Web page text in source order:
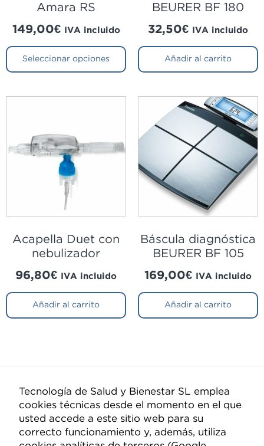
Amara RS
149,00€ IVA incluido
Seleccionar opciones
BEURER BF 180
32,50€ IVA incluido
Añadir al carrito
Acapella Duet con
nebulizador
96,80€ IVA incluido
Añadir al carrito
Báscula diagnóstica
BEURER BF 105
169,00€ IVA incluido
Añadir al carrito
Compañía
Quiénes somos
Tecnología de Salud y Bienestar SL emplea
cookies técnicas desde el momento en el que
usted accede a este sitio web para su
correcto funcionamiento y, además, utiliza